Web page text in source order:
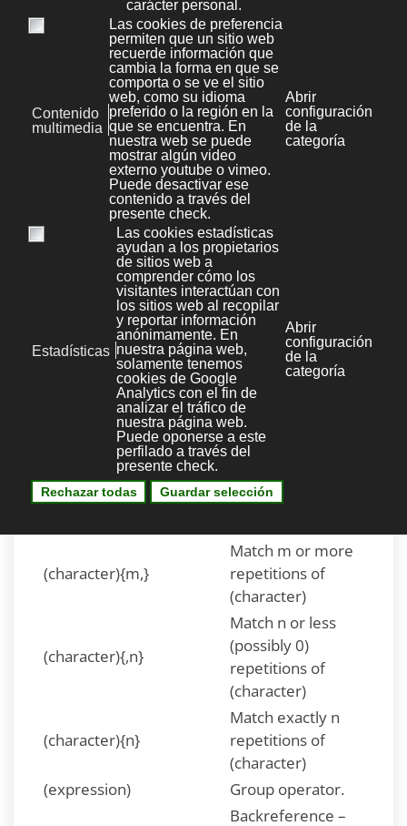
(character)?
Match 0 or 1
instance of
(character)
Match any
character
enclosed in [] (in
this instance, a b c
d e or f) ranges of
characters such as
[a-z] are
permitted. The
behaviour of this
deserves more
description.
Match any
character NOT
enclosed in [] (in
this instance, any
character other
than a b c d e or f)
(character){m,n}
Match m-n
repetitions of
(character){m,}
Match m or more
repetitions of
(character)
(character){,n}
Match n or less
(possibly 0)
repetitions of
(character)
(character){n}
Match exactly n
repetitions of
(character)
(expression)
Group operator.
Backreference –